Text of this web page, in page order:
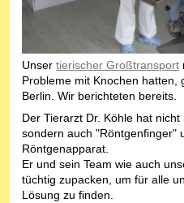
Unser tierischer Großtransport
Probleme mit Knochen hatten,
Berlin. Wir berichteten bereits.
Der Tierarzt Dr. Köhle hat
sondern auch "Röntgenfinger"
Röntgenapparat.
Er und sein Team wie auch
tüchtig zupacken, um für alle
Lösung zu finden.